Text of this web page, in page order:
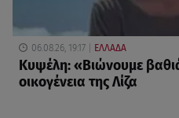
06.08.26, 19:17 ΕΛΛΑΔΑ
Κυψέλη: «Βιώνουμε
οικογένεια της Λίζα